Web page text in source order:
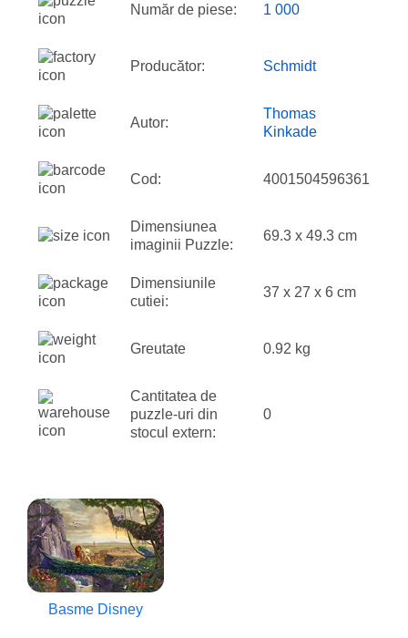
Număr de piese: 1 000
Producător: Schmidt
Autor:
Thomas
Kinkade
Cod: 4001504596361
Dimensiunea
imaginii Puzzle:
69.3 x 49.3 cm
Dimensiunile
cutiei:
37 x 27 x 6 cm
Greutate 0.92 kg
Cantitatea de
puzzle-uri din
stocul extern:
0
Basme Disney